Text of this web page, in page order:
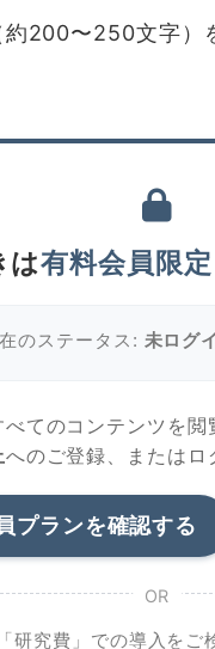
200〜250文字）
は有料会員限定
のステータス: 未ログ
べてのコンテンツを閲
へのご登録、またはロ
プランを確認する
OR
「研究費」での導入をご